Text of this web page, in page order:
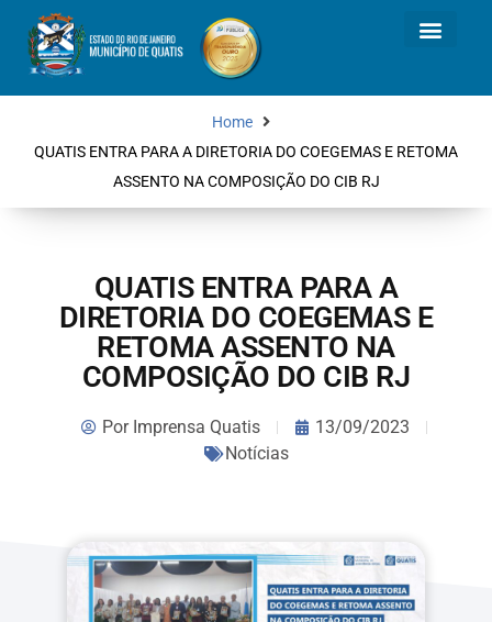
Home
QUATIS ENTRA PARA A DIRETORIA DO COEGEMAS E RETOMA
ASSENTO NA COMPOSIÇÃO DO CIB RJ
QUATIS ENTRA PARA A
DIRETORIA DO COEGEMAS E
RETOMA ASSENTO NA
COMPOSIÇÃO DO CIB RJ
PorImprensa Quatis
13/09/2023
Notícias